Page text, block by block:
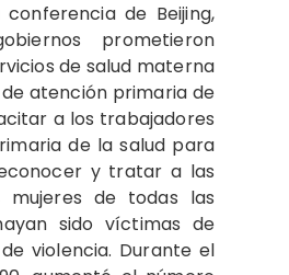
conferencia de Beijing,
prometieron
de salud materna
atención primaria de
a los trabajadores
de la salud para
y tratar a las
de todas las
sido víctimas de
violencia. Durante el